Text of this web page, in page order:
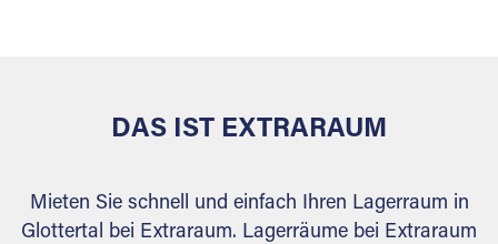
DAS IST EXTRARAUM
Mieten Sie schnell und einfach Ihren Lagerraum in
Glottertal bei Extraraum. Lagerräume bei Extraraum